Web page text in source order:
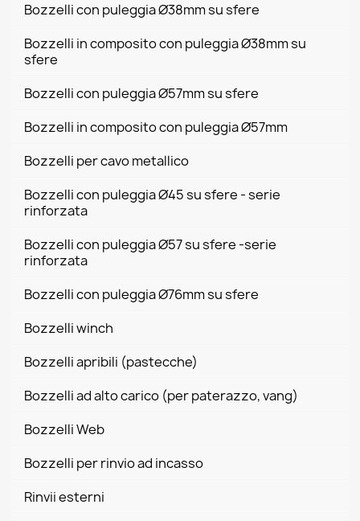
Bozzelli con puleggia Ø38mm su sfere
Bozzelli in composito con puleggia Ø38mm su
sfere
Bozzelli con puleggia Ø57mm su sfere
Bozzelli in composito con puleggia Ø57mm
Bozzelli per cavo metallico
Bozzelli con puleggia Ø45 su sfere - serie
rinforzata
Bozzelli con puleggia Ø57 su sfere -serie
rinforzata
Bozzelli con puleggia Ø76mm su sfere
Bozzelli winch
Bozzelli apribili (pastecche)
Bozzelli ad alto carico (per paterazzo, vang)
Bozzelli Web
Bozzelli per rinvio ad incasso
Rinvii esterni